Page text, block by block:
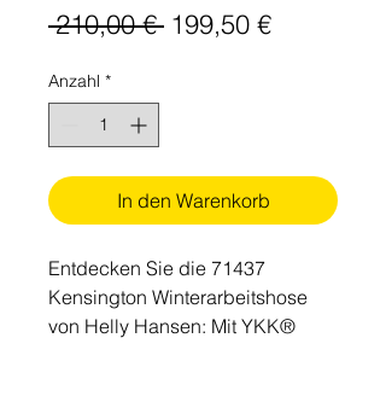
210,00 € Standardpreis
199,50 €Sale-
Anzahl *
In den Warenkorb
Entdecken Sie die 71437
Kensington Winterarbeitshose
von Helly Hansen: Mit YKK®